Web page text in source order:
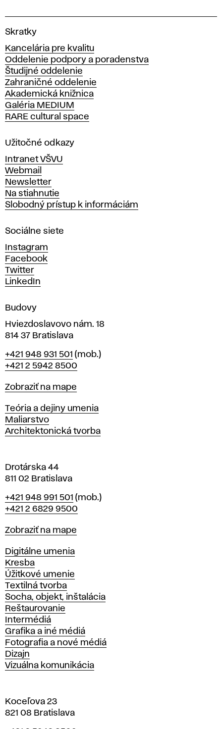
V
s
o
k
á
š
k
o
a
ý
t
v
a
r
ý
c
h
u
m
e
í
v
r
a
i
l
a
v
Skratky
Kancelária pre kvalitu
Oddelenie podpory a poradenstva
Študijné oddelenie
Zahraničné oddelenie
Akademická knižnica
Galéria MEDIUM
RARE cultural space
Užitočné odkazy
Intranet VŠVU
Webmail
Newsletter
Na stiahnutie
Slobodný prístup k informáciám
Sociálne siete
Instagram
Facebook
Twitter
LinkedIn
Budovy
Hviezdoslavovo nám. 18
814 37 Bratislava
Telefón
+421 948 931 501 (mob.)
+421 2 5942 8500
Mapa
Zobraziť na mape
Katedry
Teória a dejiny umenia
Maliarstvo
Architektonická tvorba
Drotárska 44
811 02 Bratislava
Telefón
+421 948 991 501 (mob.)
+421 2 6829 9500
Mapa
Zobraziť na mape
Katedry
Digitálne umenia
Kresba
Úžitkové umenie
Textilná tvorba
Socha, objekt, inštalácia
Reštaurovanie
Intermédiá
Grafika a iné médiá
Fotografia a nové médiá
Dizajn
Vizuálna komunikácia
Koceľova 23
821 08 Bratislava